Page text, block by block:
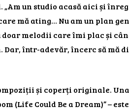
„Am un studio acasă aici și
mă ating… Nu am un plan
melodii care îmi plac și
Dar, într-adevăr, încerc să mă
și coperți originale.
(Life Could Be a Dream)” –